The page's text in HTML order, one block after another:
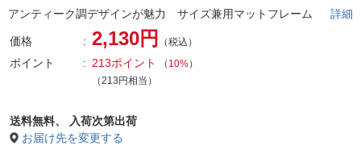
アンティーク調デザインが魅力 サイズ兼用マットフレーム 詳細
価格 2,130円 （税込）
ポイント 213ポイント （ 10%）
（213円相当）
送料無料、
入荷次第出荷
お届け先を変更する